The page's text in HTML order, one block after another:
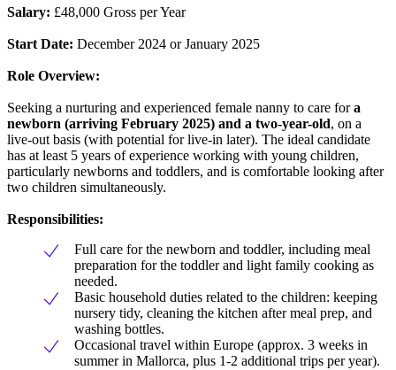
Salary: £48,000 Gross per Year
Start Date: December 2024 or January 2025
Role Overview:
Seeking a nurturing and experienced female nanny to care fora
newborn (arriving February 2025) and a two-year-old, on a
live-out basis (with potential for live-in later). The ideal candidate
has at least 5 years of experience working with young children,
particularly newborns and toddlers, and is comfortable looking after
two children simultaneously.
Responsibilities:
Full care for the newborn and toddler, including meal
preparation for the toddler and light family cooking as
needed.
Basic household duties related to the children: keeping
nursery tidy, cleaning the kitchen after meal prep, and
washing bottles.
Occasional travel within Europe (approx. 3 weeks in
summer in Mallorca, plus 1-2 additional trips per year).